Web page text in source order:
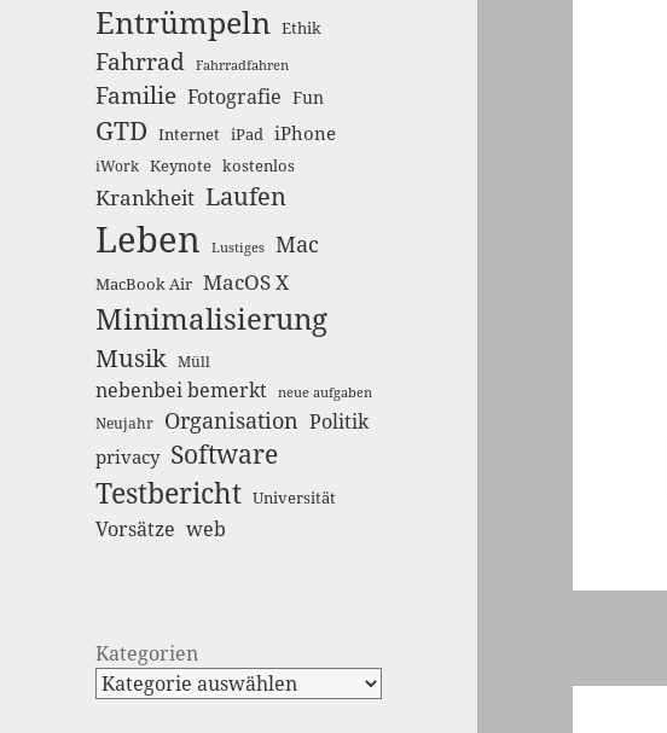
Entrümpeln Ethik
Fahrrad Fahrradfahren
Familie Fotografie Fun
GTD Internet iPad iPhone
iWork Keynote kostenlos
Krankheit Laufen
Leben Lustiges Mac
MacBook Air MacOS X
Minimalisierung
Musik Müll
nebenbei bemerkt neue aufgaben
Neujahr Organisation Politik
privacy Software
Testbericht Universität
Vorsätze web
Kategorien